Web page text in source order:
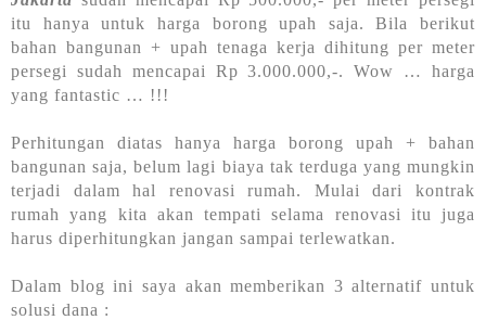
itu hanya untuk harga borong upah saja. Bila berikut
bahan bangunan + upah tenaga kerja dihitung per meter
persegi sudah mencapai Rp 3.000.000,-. Wow … harga
yang fantastic … !!!
Perhitungan diatas hanya harga borong upah + bahan
bangunan saja, belum lagi biaya tak terduga yang mungkin
terjadi dalam hal renovasi rumah. Mulai dari kontrak
rumah yang kita akan tempati selama renovasi itu juga
harus diperhitungkan jangan sampai terlewatkan.
Dalam blog ini saya akan memberikan 3 alternatif untuk
solusi dana :